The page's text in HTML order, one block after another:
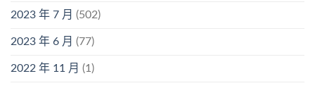
2023 年 7 月 (502)
2023 年 6 月 (77)
2022 年 11 月 (1)